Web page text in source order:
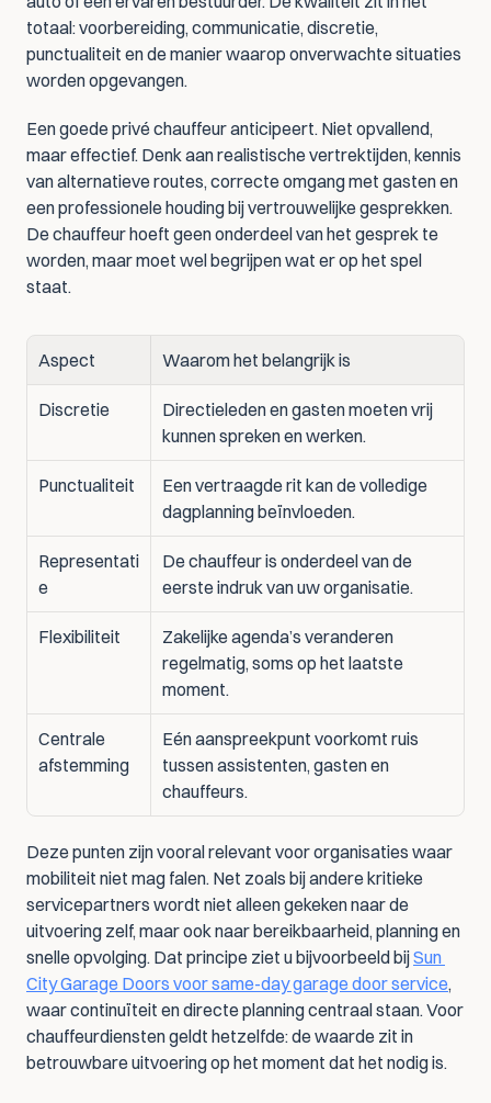
totaal: voorbereiding, communicatie, discretie,
punctualiteit en de manier waarop onverwachte situaties
worden opgevangen.
Een goede privé chauffeur anticipeert. Niet opvallend,
maar effectief. Denk aan realistische vertrektijden, kennis
van alternatieve routes, correcte omgang met gasten en
een professionele houding bij vertrouwelijke gesprekken.
De chauffeur hoeft geen onderdeel van het gesprek te
worden, maar moet wel begrijpen wat er op het spel
staat.
Aspect Waarom het belangrijk is
Discretie
Directieleden en gasten moeten vrij
kunnen spreken en werken.
Punctualiteit
Een vertraagde rit kan de volledige
dagplanning beïnvloeden.
Representati
e
De chauffeur is onderdeel van de
eerste indruk van uw organisatie.
Flexibiliteit
Zakelijke agenda’s veranderen
regelmatig, soms op het laatste
moment.
Centrale
afstemming
Eén aanspreekpunt voorkomt ruis
tussen assistenten, gasten en
chauffeurs.
Deze punten zijn vooral relevant voor organisaties waar
mobiliteit niet mag falen. Net zoals bij andere kritieke
servicepartners wordt niet alleen gekeken naar de
uitvoering zelf, maar ook naar bereikbaarheid, planning en
snelle opvolging. Dat principe ziet u bijvoorbeeld bij Sun
City Garage Doors voor same-day garage door service,
waar continuïteit en directe planning centraal staan. Voor
chauffeurdiensten geldt hetzelfde: de waarde zit in
betrouwbare uitvoering op het moment dat het nodig is.